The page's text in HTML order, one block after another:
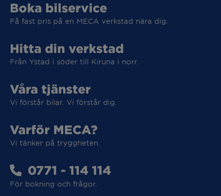
Vi tar hand om din elbil
Vi tar hand om din elbil
MECA Fleet
MECA Fleet
Boka bilservice
Få fast pris på en MECA verkstad nära dig.
Hitta din verkstad
Från Ystad i söder till Kiruna i norr.
Våra tjänster
Vi förstår bilar. Vi förstår dig.
Varför MECA?
Vi tänker på tryggheten.
0771 - 114 114
För bokning och frågor.